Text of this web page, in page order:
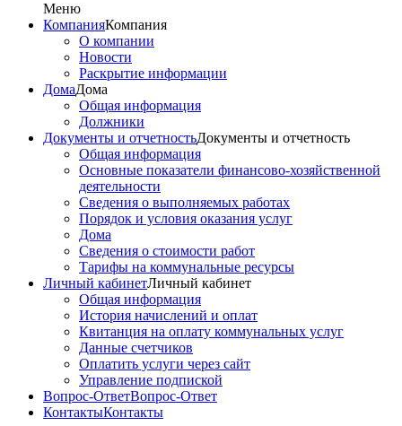
Меню
КомпанияКомпания
О компании
Новости
Раскрытие информации
ДомаДома
Общая информация
Должники
Документы и отчетностьДокументы и отчетность
Общая информация
Основные показатели финансово-хозяйственной
деятельности
Сведения о выполняемых работах
Порядок и условия оказания услуг
Дома
Сведения о стоимости работ
Тарифы на коммунальные ресурсы
Личный кабинетЛичный кабинет
Общая информация
История начислений и оплат
Квитанция на оплату коммунальных услуг
Данные счетчиков
Оплатить услуги через сайт
Управление подпиской
Вопрос-ОтветВопрос-Ответ
КонтактыКонтакты